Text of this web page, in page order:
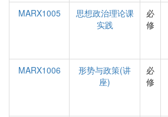
MARX1005
思想政治理论课
实践
必
修
MARX1006
形势与政策(讲
座)
必
修